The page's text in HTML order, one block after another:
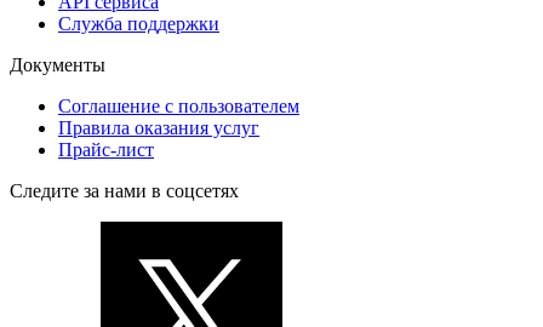
Служба поддержки
Документы
Соглашение с пользователем
Правила оказания услуг
Прайс-лист
Следите за нами в соцсетях